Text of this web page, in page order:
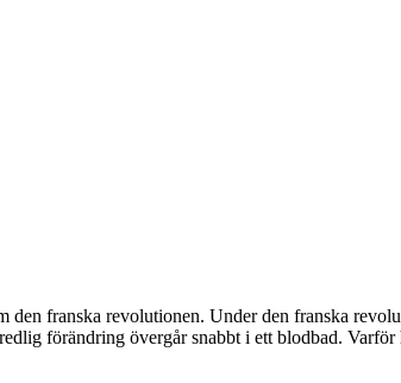
den franska revolutionen. Under den franska
förändring övergår snabbt i ett blodbad.